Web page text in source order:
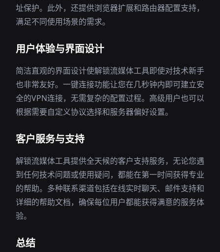
址保护。此外，还提供浏览器扩展和路由器配置支持，
满足不同使用场景的需求。
用户体验与界面设计
简洁直观的界面设计使解锁流媒体工具即使对技术新手
也非常友好。一键连接功能让您在几秒钟内即可建立安
全的VPN连接，无需复杂的配置过程。高级用户也可以
根据需要自定义协议选择和服务器偏好设置。
客户服务与支持
解锁流媒体工具提供全天候的客户支持服务，无论您遇
到任何技术问题或使用疑问，都能在第一时间获得专业
的帮助。多种联系渠道包括在线实时聊天、邮件支持和
详细的帮助文档，确保每位用户都能获得满意的服务体
验。
总结